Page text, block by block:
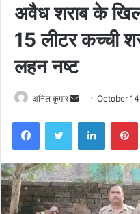
अवैध शराब के
15 लीटर कच्ची
लहन नष्ट
अनिल कुमार
Send
email
October
FacebookTwitter LinkedIn